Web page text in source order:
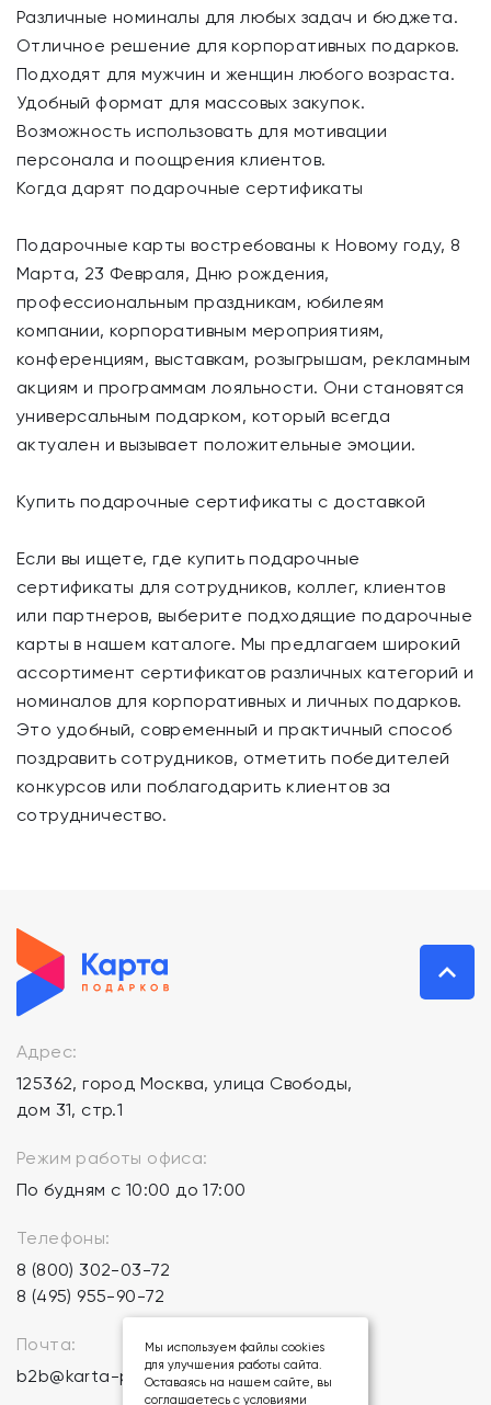
Различные номиналы для любых задач и бюджета.
Отличное решение для корпоративных подарков.
Подходят для мужчин и женщин любого возраста.
Удобный формат для массовых закупок.
Возможность использовать для мотивации
персонала и поощрения клиентов.
Когда дарят подарочные сертификаты
Подарочные карты востребованы к Новому году, 8
Марта, 23 Февраля, Дню рождения,
профессиональным праздникам, юбилеям
компании, корпоративным мероприятиям,
конференциям, выставкам, розыгрышам, рекламным
акциям и программам лояльности. Они становятся
универсальным подарком, который всегда
актуален и вызывает положительные эмоции.
Купить подарочные сертификаты с доставкой
Если вы ищете, где купить подарочные
сертификаты для сотрудников, коллег, клиентов
или партнеров, выберите подходящие подарочные
карты в нашем каталоге. Мы предлагаем широкий
ассортимент сертификатов различных категорий и
номиналов для корпоративных и личных подарков.
Это удобный, современный и практичный способ
поздравить сотрудников, отметить победителей
конкурсов или поблагодарить клиентов за
сотрудничество.
Адрес:
125362, город Москва, улица Свободы,
дом 31, стр.1
Режим работы офиса:
По будням с 10:00 до 17:00
Телефоны:
8 (800) 302-03-72
8 (495) 955-90-72
Почта:
b2b@karta-podarkov.ru
Мы используем файлы cookies
для улучшения работы сайта.
Оставаясь на нашем сайте, вы
соглашаетесь с условиями